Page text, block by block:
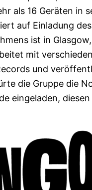
als 16 Geräten in
auf Einladung
ist in
mit
und
die Gruppe die
eingeladen,